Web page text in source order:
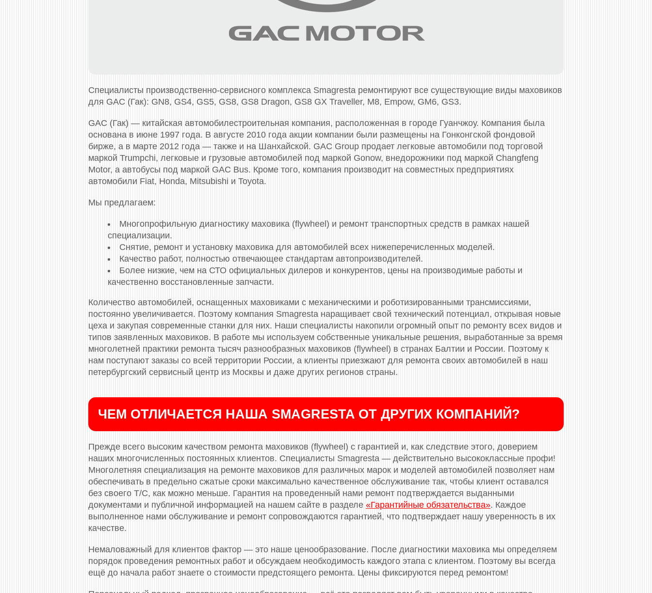
Специалисты производственно-сервисного комплекса Smagresta ремонтируют все существующие виды маховиков
для GAC (Гак): GN8, GS4, GS5, GS8, GS8 Dragon, GS8 GX Traveller, M8, Empow, GM6, GS3.
GAC (Гак) — китайская автомобилестроительная компания, расположенная в городе Гуанчжоу. Компания была
основана в июне 1997 года. В августе 2010 года акции компании были размещены на Гонконгской фондовой
бирже, а в марте 2012 года — также и на Шанхайской. GAC Group продает легковые автомобили под торговой
маркой Trumpchi, легковые и грузовые автомобилей под маркой Gonow, внедорожники под маркой Changfeng
Motor, а автобусы под маркой GAC Bus. Кроме того, компания производит на совместных предприятиях
автомобили Fiat, Honda, Mitsubishi и Toyota.
Мы предлагаем:
Многопрофильную диагностику маховика (flywheel) и ремонт транспортных средств в рамках нашей
специализации.
Снятие, ремонт и установку маховика для автомобилей всех нижеперечисленных моделей.
Качество работ, полностью отвечающее стандартам автопроизводителей.
Более низкие, чем на СТО официальных дилеров и конкурентов, цены на производимые работы и
качественно восстановленные запчасти.
Количество автомобилей, оснащенных маховиками c механическими и роботизированными трансмиссиями,
постоянно увеличивается. Поэтому компания Smagresta наращивает свой технический потенциал, открывая новые
цеха и закупая современные станки для них. Наши специалисты накопили огромный опыт по ремонту всех видов и
типов заявленных маховиков. В работе мы используем собственные уникальные решения, выработанные за время
многолетней практики ремонта тысяч разнообразных маховиков (flywheel) в странах Балтии и России. Поэтому к
нам поступают заказы со всей территории России, а клиенты приезжают для ремонта своих автомобилей в наш
петербургский сервисный центр из Москвы и даже других регионов страны.
ЧЕМ ОТЛИЧАЕТСЯ НАША SMAGRESTA ОТ ДРУГИХ КОМПАНИЙ?
Прежде всего высоким качеством ремонта маховиков (flywheel) с гарантией и, как следствие этого, доверием
наших многочисленных постоянных клиентов. Специалисты Smagresta — действительно высококлассные профи!
Многолетняя специализация на ремонте маховиков для различных марок и моделей автомобилей позволяет нам
обеспечивать в предельно сжатые сроки максимально качественное обслуживание так, чтобы клиент оставался
без своего Т/С, как можно меньше. Гарантия на проведенный нами ремонт подтверждается выданными
документами и публичной информацией на нашем сайте в разделе «Гарантийные обязательства». Каждое
выполненное нами обслуживание и ремонт сопровождаются гарантией, что подтверждает нашу уверенность в их
качестве.
Немаловажный для клиентов фактор — это наше ценообразование. После диагностики маховика мы определяем
порядок проведения ремонтных работ и обсуждаем необходимость каждого этапа с клиентом. Поэтому вы всегда
ещё до начала работ знаете о стоимости предстоящего ремонта. Цены фиксируются перед ремонтом!